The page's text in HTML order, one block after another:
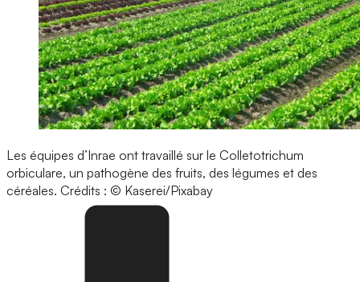
Les équipes d’Inrae ont travaillé sur le Colletotrichum
orbiculare, un pathogène des fruits, des légumes et des
céréales. Crédits : © Kaserei/Pixabay